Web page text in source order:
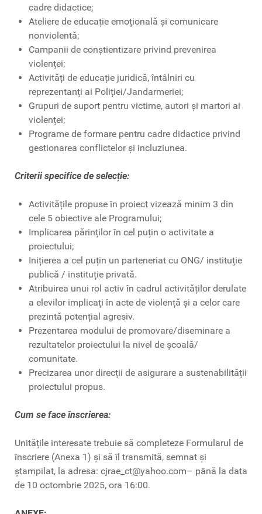
cadre didactice;
Ateliere de educație emoțională și comunicare
nonviolentă;
Campanii de conștientizare privind prevenirea
violenței;
Activități de educație juridică, întâlniri cu
reprezentanți ai Poliției/Jandarmeriei;
Grupuri de suport pentru victime, autori și martori ai
violenței;
Programe de formare pentru cadre didactice privind
gestionarea conflictelor și incluziunea.
Criterii specifice de selecție:
Activitățile propuse în proiect vizează minim 3 din
cele 5 obiective ale Programului;
Implicarea părinților în cel puțin o activitate a
proiectului;
Inițierea a cel puțin un parteneriat cu ONG/ instituție
publică / instituție privată.
Atribuirea unui rol activ în cadrul activităților derulate
a elevilor implicați în acte de violență și a celor care
prezintă potențial agresiv.
Prezentarea modului de promovare/diseminare a
rezultatelor proiectului la nivel de școală/
comunitate.
Precizarea unor direcții de asigurare a sustenabilității
proiectului propus.
Cum se face înscrierea:
Unitățile interesate trebuie să completeze Formularul de
înscriere (Anexa 1) și să îl transmită, semnat și
ștampilat, la adresa: cjrae_ct@yahoo.com– până la data
de 10 octombrie 2025, ora 16:00.